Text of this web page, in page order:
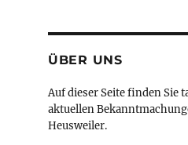
ÜBER UNS
Auf dieser Seite finden Sie
aktuellen
Heusweiler.